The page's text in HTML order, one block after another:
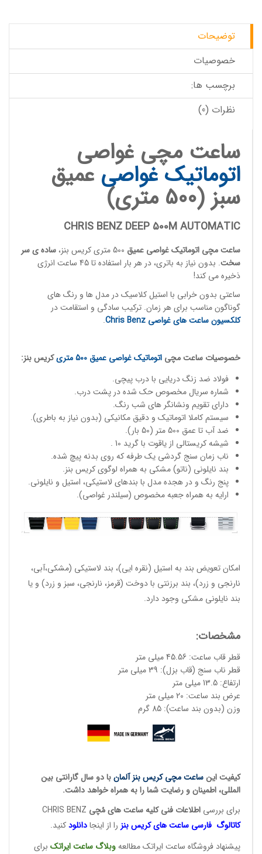
توضیحات
خصوصیات
برچسب ها:
نظرات (0)
ساعت مچی غواصی
اتوماتیکغواصی عمیق
سبز (500 متری)
CHRIS BENZ DEEP 500M AUTOMATIC
ساعت مچی اتوماتیکغواصی عمیق
ساده ی سر
سخت
. بدون نیاز به باتری، در هر بار استفاده تا 45 ساعت انرژی
ذخیره می کند!
ساعتی بدون خرابی با استیل کلاسیک در مدل ها و رنگ های
گوناگون مناسب برای هر زمان. ترکیب سادگی و استقامت در
کلکسیون ساعت های غواصی Chris Benz
.
خصوصیات ساعت مچی اتوماتیک غواصی عمیق 500 متری
کریس بنز:
فولاد ضد زنگ دریایی با درب پیچی.
شماره سریال مخصوص حک شده در پشت درب.
دارای تقویم ونشانگر های شب رنگ.
سیستم کاملا اتوماتیک و دقیق مکانیکی (بدون نیاز به باطری).
ضد آب تا عمق 500 متر (50 بار).
شیشه کریستالی از یاقوت با گرید 10 .
ناب زمان سنج گردشی یک طرفه که روی بدنه پیچ شده.
بند نایلونی (ناتو) مشکی به همراه لوگوی کریس بنز.
پنج رنگ و در هجده مدل با بندهای لاستیکی، استیل و نایلونی.
ارایه به همراه جعبه مخصوص (سیلندر غواصی).
امکان تعویض بند به استیل (نقره ایی)، بند لاستیکی (مشکی،آبی،
نارنجی و زرد)، بند برزنتی با دوخت (قرمز، نارنجی، سبز و زرد) و یا
بند نایلونی مشکی وجود دارد.
مشخصات:
قطر قاب ساعت: 45.56 میلی متر
قطر ناب سنج (قاب بزل): 39 میلی متر
ارتفاع: 13.5 میلی متر
عرض بند ساعت: 20 میلی متر
وزن (بدون بند ساعت): 85 گرم
کیفیت اینساعت مچی کریس بنز آلمانبا دو سال گارانتی بین
المللی، اطمینان و رضایت شما را به همراه خواهد داشت.
برای بررسی اطلاعات فنی کلیه ساعت های مُچی
کاتالوگ فارسی ساعت هایکریس بنز را از اینجادانلودکنید.
پیشنهاد فروشگاه ساعت ایراتک مطالعهوبلاگ ساعتایراتک برای